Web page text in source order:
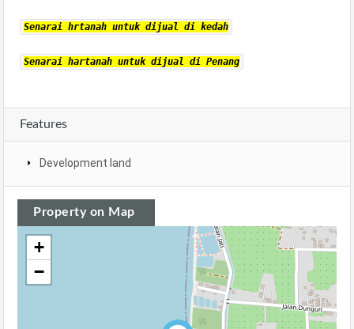
Senarai hrtanah untuk dijual di kedah
Senarai hartanah untuk dijual di Penang
Features
Development land
Property on Map
+
−